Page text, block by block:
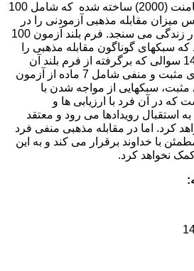
این پرسشنامه توسط پارگامنت (2000) ساخته شده که شامل 100
مقابله مذهبی آزمودنی را در
مقابله با یک رویداد منفی در زندگی می سنجد. فرم بلند آزمون 100
دارد که سبکهای گوناگون مقابله مذهبی را
نشان می دهد. فرم کوتاه 14 سوالی که برگرفته از فرم بلند آن
است، هر کدام از مقیاسهای مثبت و منفی شامل 7 ماده از آزمون
مثبت، سبکهایی از مواجه شدن با
که در آن فرد با ارزیابی ها و
استقبال رویدادها می رود و معتقد
کرد. اما در مقابله مذهبی منفی فرد
با خداوند برقرار می کند و به این
نخواهد کرد.